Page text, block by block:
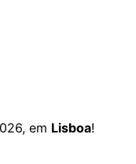
em Lisboa!